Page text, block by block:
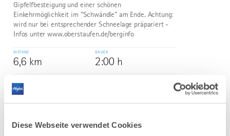
Diese Webseite verwendet Cookies
Gipfelfbesteigung und einer schönen
Einkehrmöglichkeit im "Schwändle" am Ende. Achtung:
wird nur bei entsprechender Schneelage präpariert -
Infos unter www.oberstaufen.de/berginfo
DISTANZ
6,6 km
DAUER
2:00 h
174 m
dazu